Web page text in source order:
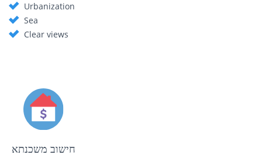
Urbanization
Sea
Clear views
חישוב משכנתא